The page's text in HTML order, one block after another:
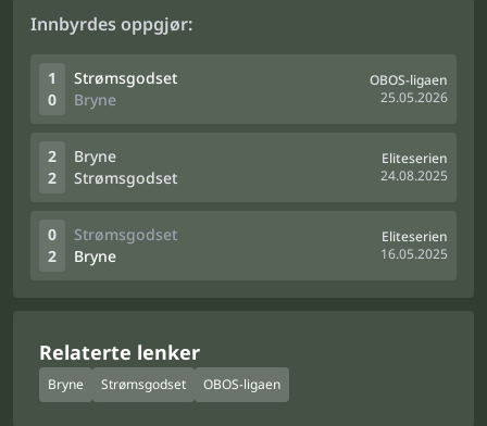
Innbyrdes oppgjør:
1
0
Strømsgodset
Bryne
OBOS-ligaen
25.05.2026
2
2
Bryne
Strømsgodset
Eliteserien
24.08.2025
0
2
Strømsgodset
Bryne
Eliteserien
16.05.2025
Relaterte lenker
Bryne Strømsgodset OBOS-ligaen